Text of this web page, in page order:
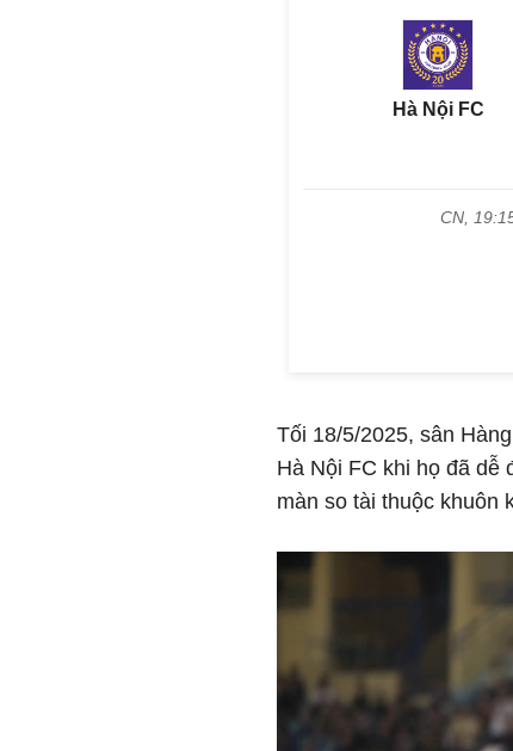
Tối 18/5/2025, sân
Hà Nội FC khi họ đã dễ
màn so tài thuộc khuôn